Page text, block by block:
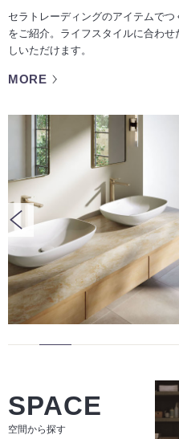
セラトレーディングのアイテムでつ
をご紹介。ライフスタイルに合わ
しいただけます。
MORE
SPACE
空間から探す